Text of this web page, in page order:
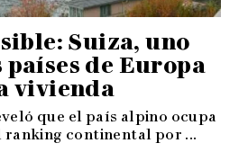
Suiza, uno
países de Europa
vivienda
que el país alpino ocupa
ranking continental por ...